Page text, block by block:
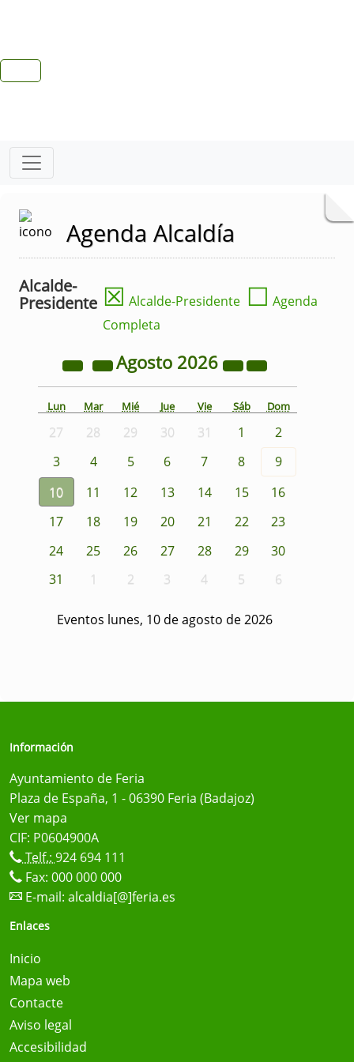
Agenda Alcaldía
Alcalde-
Presidente ☒ Alcalde-Presidente ☐ Agenda
Completa
Agosto 2026
Lun Mar Mié Jue Vie Sáb Dom
27 28 29 30 31 1
2
3
4 5 6 7 8
9
10
11 12 13 14 15
16
17
18 19 20 21 22
23
24
25 26 27 28 29
30
31
1 2 3 4 5 6
Eventos lunes, 10 de agosto de 2026
Información
Ayuntamiento de Feria
Plaza de España, 1 - 06390 Feria (Badajoz)
Ver mapa
CIF: P0604900A
Telf.: 924 694 111
Fax: 000 000 000
E-mail: alcaldia[@]feria.es
Enlaces
Inicio
Mapa web
Contacte
Aviso legal
Accesibilidad